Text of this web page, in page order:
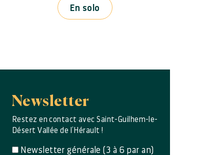
En solo
Newsletter
Restez en contact avec Saint-Guilhem-le-
Désert Vallée de l’Hérault !
Newsletter générale (3 à 6 par an)